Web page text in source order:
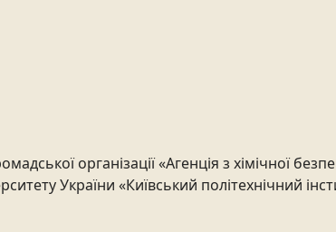
організації «Агенція з хімічної
України «Київський політехнічний